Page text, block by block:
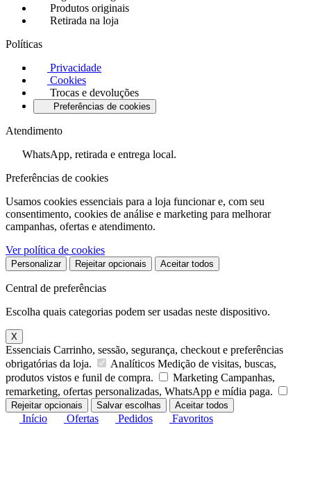
Produtos originais
Retirada na loja
Políticas
Privacidade
Cookies
Trocas e devoluções
Preferências de cookies
Atendimento
WhatsApp, retirada e entrega local.
Preferências de cookies
Usamos cookies essenciais para a loja funcionar e, com seu
consentimento, cookies de análise e marketing para melhorar
campanhas, ofertas e atendimento.
Ver política de cookies
Personalizar Rejeitar opcionais Aceitar todos
Central de preferências
Escolha quais categorias podem ser usadas neste dispositivo.
X
Essenciais Carrinho, sessão, segurança, checkout e preferências
obrigatórias da loja.
Analíticos Medição de visitas, buscas,
produtos vistos e funil de compra.
Marketing Campanhas,
remarketing, ofertas personalizadas, WhatsApp e mídia paga.
Rejeitar opcionais Salvar escolhas Aceitar todos
Início Ofertas Pedidos Favoritos